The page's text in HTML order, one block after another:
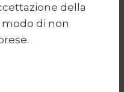
della
modo di non